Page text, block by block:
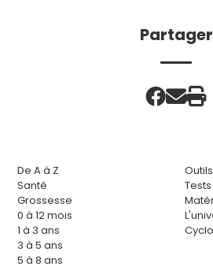
Partager
De A à Z
Santé
Grossesse
0 à 12 mois
1 à 3 ans
3 à 5 ans
5 à 8 ans
Outils
Tests